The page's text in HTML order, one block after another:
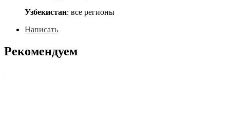
Узбекистан: все регионы
Написать
Рекомендуем